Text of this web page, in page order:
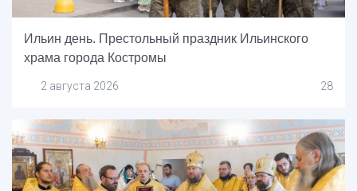
Ильин день. Престольный праздник Ильинского
храма города Костромы
2 августа 2026 28